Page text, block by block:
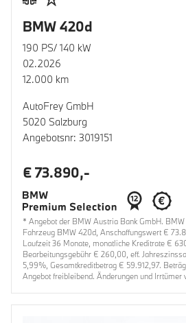
BMW 420d
190 PS/ 140 kW
02.2026
12.000 km
AutoFrey GmbH
5020 Salzburg
Angebotsnr: 3019151
€ 73.890,-
* Angebot der BMW Austria Bank GmbH.
Fahrzeug BMW 420d, Anschaffungswert €
Laufzeit 36 Monate, monatliche Kreditrate €
Bearbeitungsgebühr € 260,00, eff.
5,99%, Gesamtkreditbetrag € 59.912,97.
Angebot freibleibend. Änderungen und Irrtümer